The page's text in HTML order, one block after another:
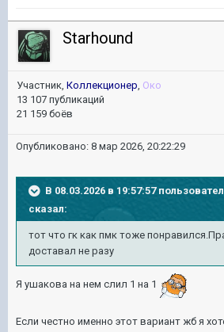
Starhound
Участник, Коллекционер, Око
13 107 публикаций
21 159 боёв
Опубликовано: 8 мар 2026, 20:22:29
В 08.03.2026 в 19:57:57
сказал:
тот что гк как пмк тоже
доставал не разу
Я ушакова на нем слил 1 на 1
Если честно именно этот вариант жб я